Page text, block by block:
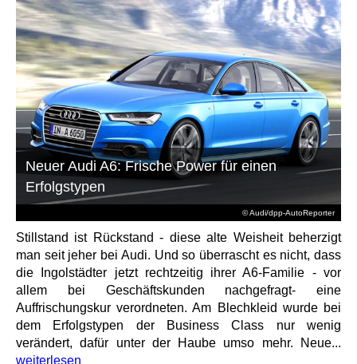
© Audi/dpp-AutoReporter
Neuer Audi A6: Frische Power für einen
Erfolgstypen
Stillstand ist Rückstand - diese alte Weisheit beherzigt
man seit jeher bei Audi. Und so überrascht es nicht, dass
die Ingolstädter jetzt rechtzeitig ihrer A6-Familie - vor
allem bei Geschäftskunden nachgefragt- eine
Auffrischungskur verordneten. Am Blechkleid wurde bei
dem Erfolgstypen der Business Class nur wenig
verändert, dafür unter der Haube umso mehr. Neue...
weiterlesen